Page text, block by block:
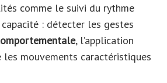
comme le suivi du rythme
: détecter les gestes
, l’application
mouvements caractéristiques